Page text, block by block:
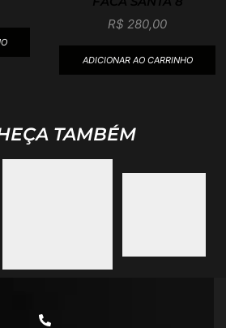
R$ 280,00
ADICIONAR AO CARRINHO
TAMBÉM